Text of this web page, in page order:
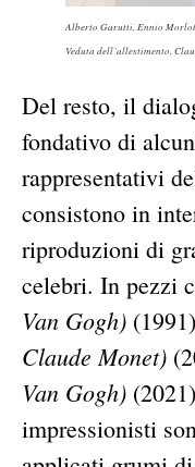
Alberto Garutti, Ennio
Veduta dell’allestimento,
Del resto, il
fondativo di
rappresentativi
consistono in
riproduzioni di
celebri. In pezzi
Van Gogh)
Claude Monet)
Van Gogh)
impressionisti